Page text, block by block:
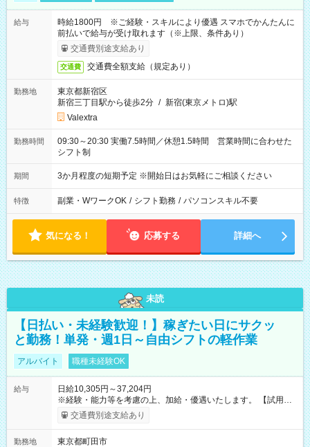
給与
時給1800円 ※ご経験・スキルにより優遇 スマホでかんたんに
前払いで給与が受け取れます（※上限、条件あり）
交通費別途支給あり
交通費 交通費全額支給（規定あり）
勤務地
東京都新宿区
新宿三丁目駅から徒歩2分 / 新宿(東京メトロ)駅
Valextra
勤務時間
09:30～20:30 実働7.5時間／休憩1.5時間 営業時間に合わせた
シフト制
期間 3か月程度の短期予定 ※開始日はお気軽にご相談ください
特徴 副業・WワークOK / シフト勤務 / パソコンスキル不要
気になる！ 応募する 詳細へ
未読
【日払い・未経験歓迎！】稼ぎたい日にサクッ
と勤務！単発・週1日～自由シフトの軽作業
アルバイト 職種未経験OK
給与
日給10,305円～37,204円
※経験・能力等を考慮の上、加給・優遇いたします。 【試用期
間】試用期間なし
交通費別途支給あり
勤務地
東京都町田市